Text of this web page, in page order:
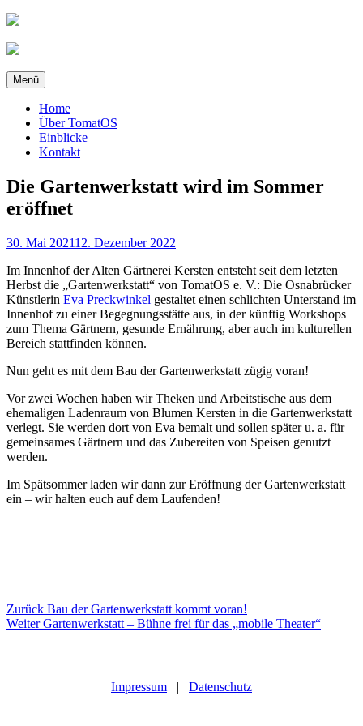
Zum
springen
Menü
Home
Über TomatOS
Einblicke
Kontakt
Die Gartenwerkstatt wird im Sommer
eröffnet
Veröffentlicht
30. Mai 202112. Dezember 2022
Im Innenhof der Alten Gärtnerei Kersten entsteht seit dem letzten
Herbst die „Gartenwerkstatt“ von TomatOS e. V.: Die Osnabrücker
Künstlerin Eva Preckwinkel gestaltet einen schlichten Unterstand im
Innenhof zu einer Begegnungsstätte aus, in der künftig Workshops
zum Thema Gärtnern, gesunde Ernährung, aber auch im kulturellen
Bereich stattfinden können.
Nun geht es mit dem Bau der Gartenwerkstatt zügig voran!
Vor zwei Wochen haben wir Theken und Arbeitstische aus dem
ehemaligen Ladenraum von Blumen Kersten in die Gartenwerkstatt
verlegt. Sie werden dort von Eva bemalt und sollen später u. a. für
gemeinsames Gärtnern und das Zubereiten von Speisen genutzt
werden.
Im Spätsommer laden wir dann zur Eröffnung der Gartenwerkstatt
ein – wir halten euch auf dem Laufenden!
Beitragsnavigation
Zurück Vorheriger
Beitrag:
Bau der Gartenwerkstatt kommt voran!
Weiter Nächster
Gartenwerkstatt – Bühne frei für das „mobile Theater“
Impressum | Datenschutz